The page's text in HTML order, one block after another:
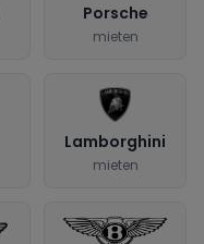
Porsche
mieten
Lamborghini
mieten